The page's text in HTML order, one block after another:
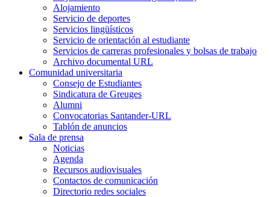
Alojamiento
Servicio de deportes
Servicios lingüísticos
Servicio de orientación al estudiante
Servicios de carreras profesionales y bolsas de trabajo
Archivo documental URL
Comunidad universitaria
Consejo de Estudiantes
Sindicatura de Greuges
Alumni
Convocatorias Santander-URL
Tablón de anuncios
Sala de prensa
Noticias
Agenda
Recursos audiovisuales
Contactos de comunicación
Directorio redes sociales